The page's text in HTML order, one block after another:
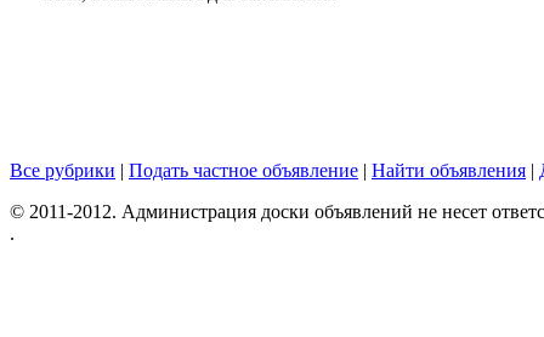
Все рубрики | Подать частное объявление | Найти объявления |
© 2011-2012. Администрация доски объявлений не несет
.